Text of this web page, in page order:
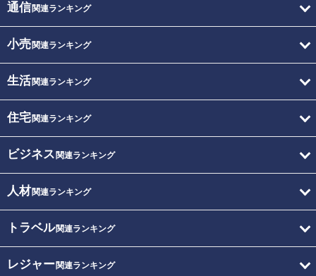
通信関連ランキング
小売関連ランキング
生活関連ランキング
住宅関連ランキング
ビジネス 関連ランキング
人材関連ランキング
トラベル関連ランキング
レジャー関連ランキング